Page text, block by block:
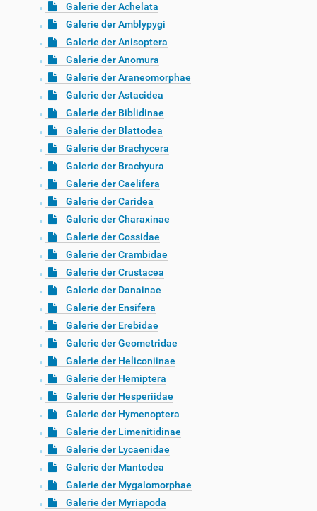
Galerie der Achelata
Galerie der Amblypygi
Galerie der Anisoptera
Galerie der Anomura
Galerie der Araneomorphae
Galerie der Astacidea
Galerie der Biblidinae
Galerie der Blattodea
Galerie der Brachycera
Galerie der Brachyura
Galerie der Caelifera
Galerie der Caridea
Galerie der Charaxinae
Galerie der Cossidae
Galerie der Crambidae
Galerie der Crustacea
Galerie der Danainae
Galerie der Ensifera
Galerie der Erebidae
Galerie der Geometridae
Galerie der Heliconiinae
Galerie der Hemiptera
Galerie der Hesperiidae
Galerie der Hymenoptera
Galerie der Limenitidinae
Galerie der Lycaenidae
Galerie der Mantodea
Galerie der Mygalomorphae
Galerie der Myriapoda